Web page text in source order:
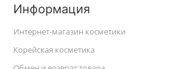
Информация
Интернет-магазин косметики
Корейская косметика